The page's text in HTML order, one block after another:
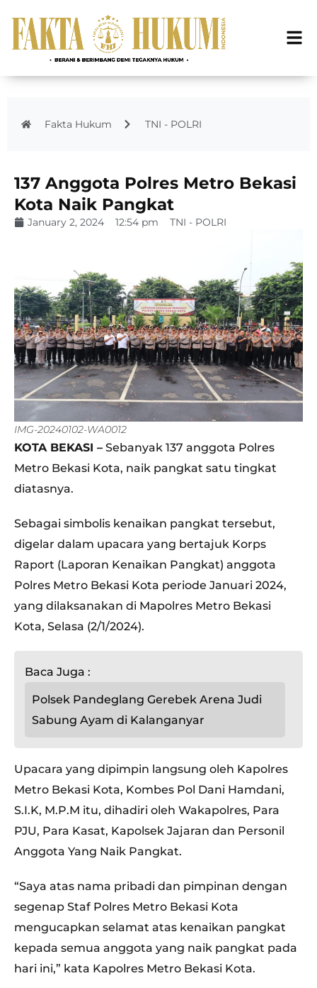
Fakta Hukum TNI - POLRI
137 Anggota Polres Metro Bekasi
Kota Naik Pangkat
January 2, 2024 12:54 pm TNI - POLRI
IMG-20240102-WA0012
KOTA BEKASI – Sebanyak 137 anggota Polres
Metro Bekasi Kota, naik pangkat satu tingkat
diatasnya.
Sebagai simbolis kenaikan pangkat tersebut,
digelar dalam upacara yang bertajuk Korps
Raport (Laporan Kenaikan Pangkat) anggota
Polres Metro Bekasi Kota periode Januari 2024,
yang dilaksanakan di Mapolres Metro Bekasi
Kota, Selasa (2/1/2024).
Baca Juga :
Polsek Pandeglang Gerebek Arena Judi
Sabung Ayam di Kalanganyar
Upacara yang dipimpin langsung oleh Kapolres
Metro Bekasi Kota, Kombes Pol Dani Hamdani,
S.I.K, M.P.M itu, dihadiri oleh Wakapolres, Para
PJU, Para Kasat, Kapolsek Jajaran dan Personil
Anggota Yang Naik Pangkat.
“Saya atas nama pribadi dan pimpinan dengan
segenap Staf Polres Metro Bekasi Kota
mengucapkan selamat atas kenaikan pangkat
kepada semua anggota yang naik pangkat pada
hari ini,” kata Kapolres Metro Bekasi Kota.